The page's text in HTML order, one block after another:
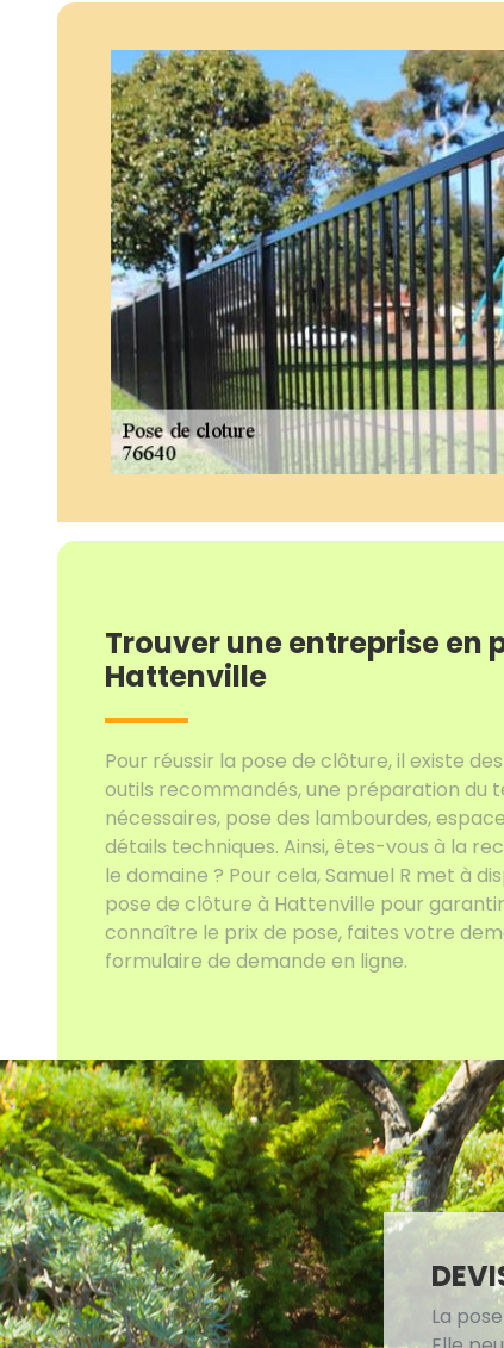
Trouver une entreprise en
Hattenville
Pour réussir la pose de clôture, il existe
outils recommandés, une préparation du
nécessaires, pose des lambourdes,
détails techniques. Ainsi, êtes-vous à la
le domaine ? Pour cela, Samuel R met à
pose de clôture à Hattenville pour
connaître le prix de pose, faites votre
formulaire de demande en ligne.
La